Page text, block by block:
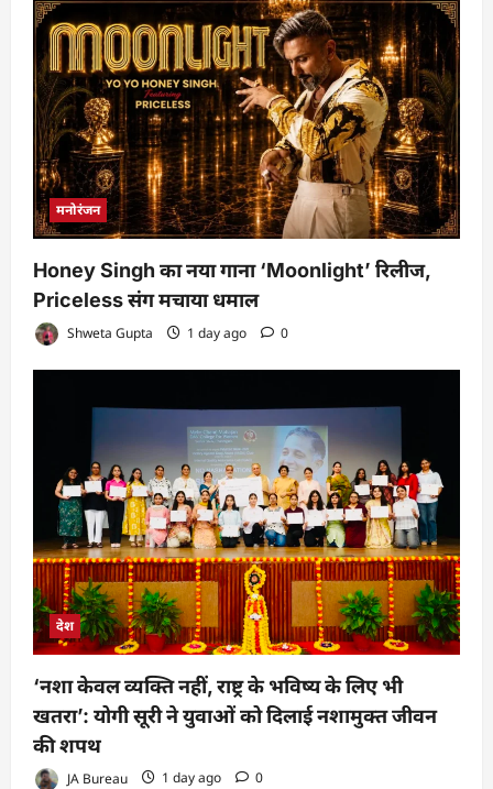
मनोरंजन
Honey Singh का नया गाना ‘Moonlight’ रिलीज,
Priceless संग मचाया धमाल
Shweta Gupta 1 day ago 0
देश
‘नशा केवल व्यक्ति नहीं, राष्ट्र के भविष्य के लिए भी
खतरा’: योगी सूरी ने युवाओं को दिलाई नशामुक्त जीवन
की शपथ
JA Bureau 1 day ago 0